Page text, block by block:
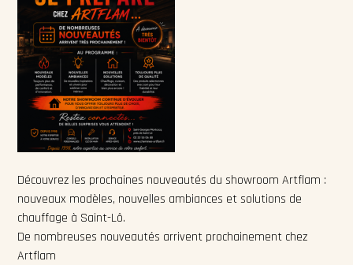
Découvrez les prochaines nouveautés du showroom Artflam :
nouveaux modèles, nouvelles ambiances et solutions de
chauffage à Saint-Lô.
De nombreuses nouveautés arrivent prochainement chez
Artflam